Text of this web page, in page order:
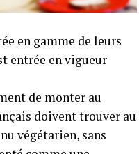
en gamme de leurs
entrée en vigueur
de monter au
doivent trouver au
végétarien, sans